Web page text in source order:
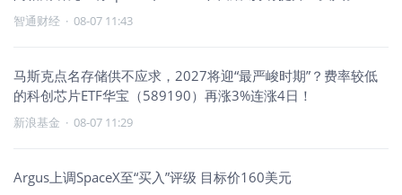
智通财经 · 08-07 11:43
马斯克点名存储供不应求，2027将迎“最严峻时期”？费率较低
的科创芯片ETF华宝（589190）再涨3%连涨4日！
新浪基金 · 08-07 11:29
Argus上调SpaceX至“买入”评级 目标价160美元